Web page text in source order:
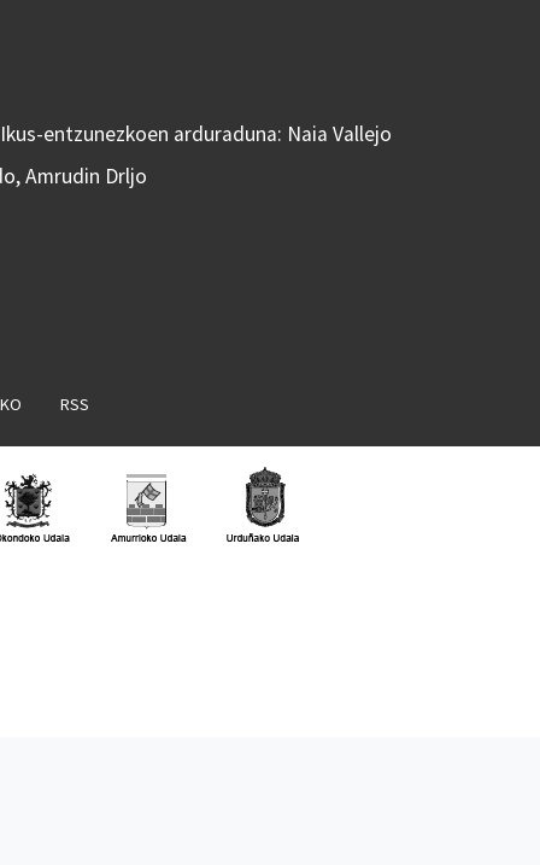
entzunezkoen arduraduna: Naia Vallejo
Amrudin Drljo
RSS